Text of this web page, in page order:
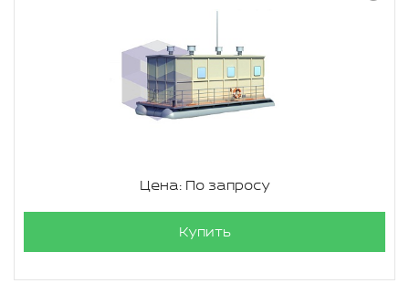
Цена: По запросу
Купить